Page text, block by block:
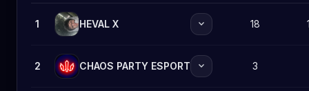
1 HEVAL X expand_more 18
2 CHAOS PARTY ESPORT expand_more 3